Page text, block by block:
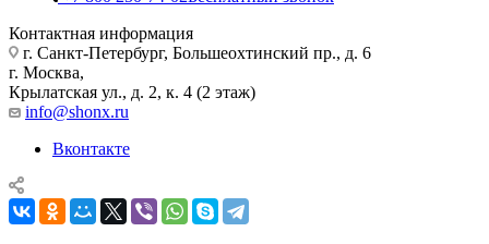
Контактная информация
г. Санкт-Петербург, Большеохтинский пр., д. 6
г. Москва,
Крылатская ул., д. 2, к. 4 (2 этаж)
info@shonx.ru
Вконтакте